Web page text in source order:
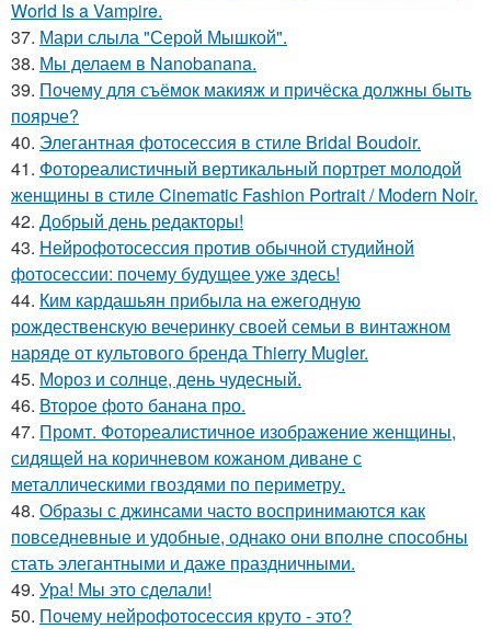
World Is a Vampire.
37. Мари слыла "Серой Мышкой".
38. Мы делаем в Nanobanana.
39. Почему для съёмок макияж и причёска должны быть
поярче?
40. Элегантная фотосессия в стиле Bridal Boudoir.
41. Фотореалистичный вертикальный портрет молодой
женщины в стиле Cinematic Fashion Portrait / Modern Noir.
42. Добрый день редакторы!
43. Нейрофотосессия против обычной студийной
фотосессии: почему будущее уже здесь!
44. Ким кардашьян прибыла на ежегодную
рождественскую вечеринку своей семьи в винтажном
наряде от культового бренда Thierry Mugler.
45. Мороз и солнце, день чудесный.
46. Второе фото банана про.
47. Промт. Фотореалистичное изображение женщины,
сидящей на коричневом кожаном диване с
металлическими гвоздями по периметру.
48. Образы с джинсами часто воспринимаются как
повседневные и удобные, однако они вполне способны
стать элегантными и даже праздничными.
49. Ура! Мы это сделали!
50. Почему нейрофотосессия круто - это?